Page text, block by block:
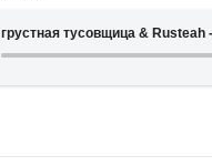
грустная тусовщица & Rusteah -